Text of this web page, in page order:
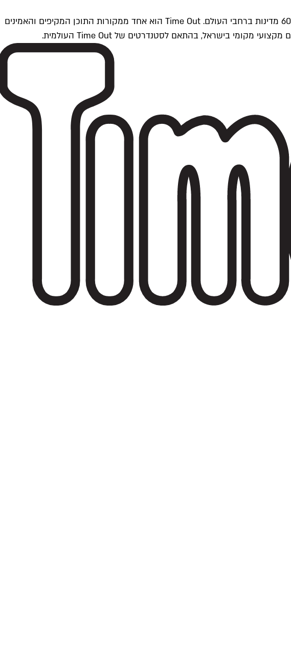
Time Outתל אביב הוא חלק מרשת Time Out Global — רשת מדיה בינלאומית הפועלת ב-360 ערים מרכזיות וב-60 מדינות ברחבי העולם. Time Out הוא אחד ממקורות התוכן המקיפים והאמינים